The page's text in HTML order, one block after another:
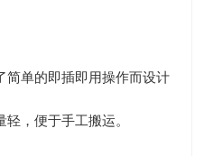
简单的即插即用操作而设计
，便于手工搬运。